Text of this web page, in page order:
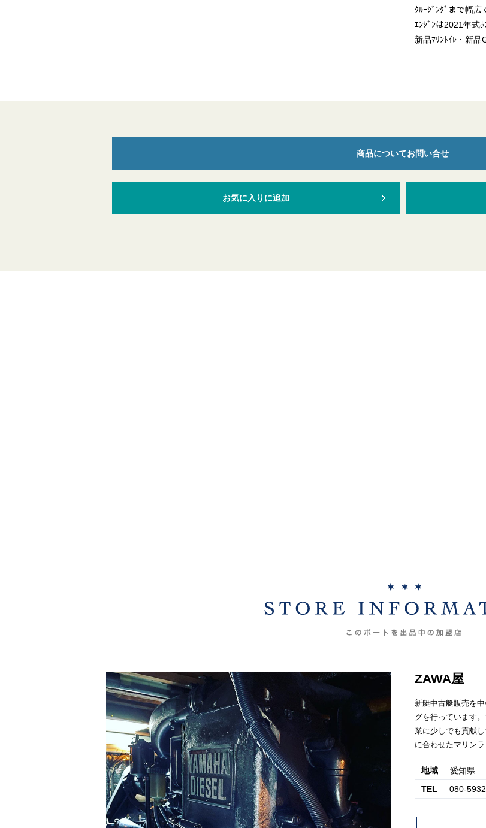
ｸﾙｰｼﾞﾝｸﾞまで幅広
ｴﾝｼﾞﾝは2021年式ﾎ
新品ﾏﾘﾝﾄｲﾚ・新品
商品についてお問い合せ
お気に入りに追加
ZAWA屋
新艇中古艇販売を
グを行っています
業に少しでも貢献
に合わせたマリン
地域 愛知県
TEL
080-